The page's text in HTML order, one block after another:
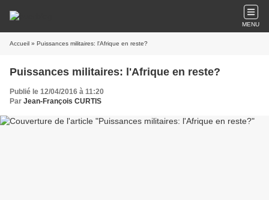
MENU
Accueil » Puissances militaires: l'Afrique en reste?
Puissances militaires: l'Afrique en reste?
Publié le 12/04/2016 à 11:20
Par Jean-François CURTIS